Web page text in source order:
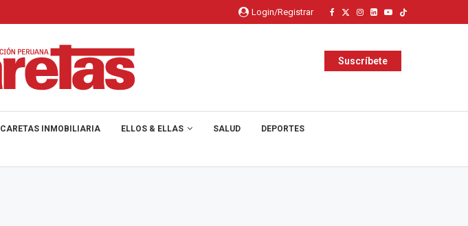
Login/Registrar
Suscríbete
CARETAS INMOBILIARIA ELLOS & ELLAS SALUD DEPORTES